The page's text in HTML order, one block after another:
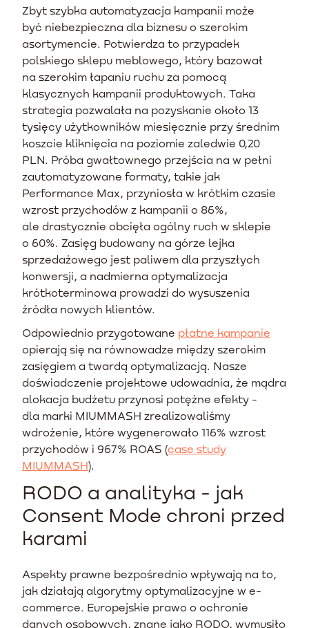
Zbyt szybka automatyzacja kampanii może
być niebezpieczna dla biznesu o szerokim
asortymencie. Potwierdza to przypadek
polskiego sklepu meblowego, który bazował
na szerokim łapaniu ruchu za pomocą
klasycznych kampanii produktowych. Taka
strategia pozwalała na pozyskanie około 13
tysięcy użytkowników miesięcznie przy średnim
koszcie kliknięcia na poziomie zaledwie 0,20
PLN. Próba gwałtownego przejścia na w pełni
zautomatyzowane formaty, takie jak
Performance Max, przyniosła w krótkim czasie
wzrost przychodów z kampanii o 86%,
ale drastycznie obcięła ogólny ruch w sklepie
o 60%. Zasięg budowany na górze lejka
sprzedażowego jest paliwem dla przyszłych
konwersji, a nadmierna optymalizacja
krótkoterminowa prowadzi do wysuszenia
źródła nowych klientów.
Odpowiednio przygotowane płatne kampanie
opierają się na równowadze między szerokim
zasięgiem a twardą optymalizacją. Nasze
doświadczenie projektowe udowadnia, że mądra
alokacja budżetu przynosi potężne efekty -
dla marki MIUMMASH zrealizowaliśmy
wdrożenie, które wygenerowało 116% wzrost
przychodów i 967% ROAS (case study
MIUMMASH).
RODO a analityka - jak
Consent Mode chroni przed
karami
Aspekty prawne bezpośrednio wpływają na to,
jak działają algorytmy optymalizacyjne w e-
commerce. Europejskie prawo o ochronie
danych osobowych, znane jako RODO, wymusiło